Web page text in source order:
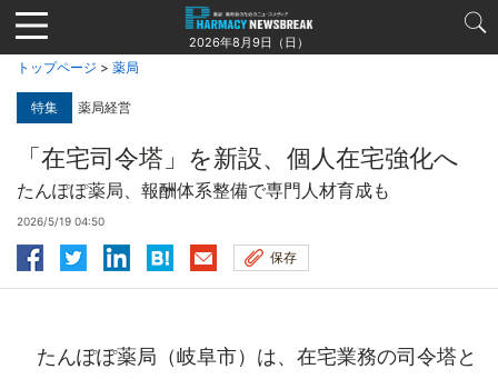
Jump
to
navigation
2026年8月9日（日）
トップページ > 薬局
特集 薬局経営
「在宅司令塔」を新設、個人在宅強化へ
たんぽぽ薬局、報酬体系整備で専門人材育成も
2026/5/19 04:50
保存
たんぽぽ薬局（岐阜市）は、在宅業務の司令塔と